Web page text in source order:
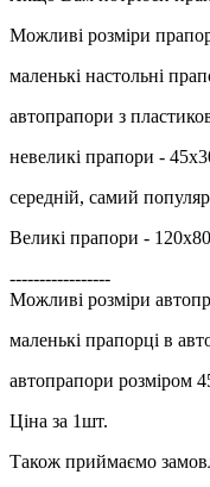
Можливі розміри
маленькі настольні
автопрапори з
невеликі прапори -
середній, самий
Великі прапори -
-----------------
Можливі розміри
маленькі прапорці в
автопрапори розміром
Ціна за 1шт.
Також приймаємо